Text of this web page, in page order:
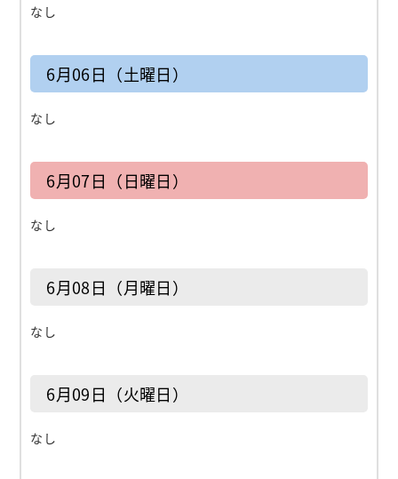
なし
6月06日（土曜日）
なし
6月07日（日曜日）
なし
6月08日（月曜日）
なし
6月09日（火曜日）
なし